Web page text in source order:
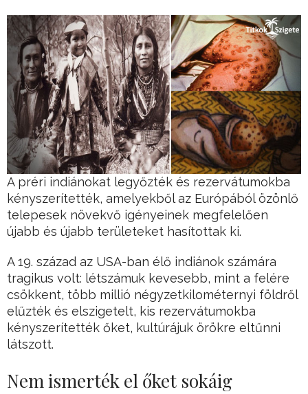
A préri indiánokat legyőzték és rezervátumokba
kényszerítették, amelyekből az Európából özönlő
telepesek növekvő igényeinek megfelelően
újabb és újabb területeket hasítottak ki.
A 19. század az USA-ban élő indiánok számára
tragikus volt: létszámuk kevesebb, mint a felére
csökkent, több millió négyzetkilométernyi földről
elűzték és elszigetelt, kis rezervátumokba
kényszerítették őket, kultúrájuk örökre eltűnni
látszott.
Nem ismerték el őket sokáig